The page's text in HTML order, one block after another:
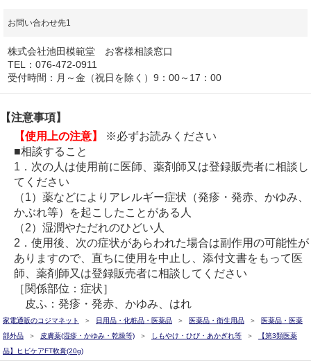
お問い合わせ先1
株式会社池田模範堂 お客様相談窓口
TEL：076-472-0911
受付時間：月～金（祝日を除く）9：00～17：00
【注意事項】
【使用上の注意】
※必ずお読みください
■相談すること
1．次の人は使用前に医師、薬剤師又は登録販売者に相談し
てください
（1）薬などによりアレルギー症状（発疹・発赤、かゆみ、
かぶれ等）を起こしたことがある人
（2）湿潤やただれのひどい人
2．使用後、次の症状があらわれた場合は副作用の可能性が
ありますので、直ちに使用を中止し、添付文書をもって医
師、薬剤師又は登録販売者に相談してください
［関係部位：症状］
皮ふ：発疹・発赤、かゆみ、はれ
家電通販のコジマネット 日用品・化粧品・医薬品 医薬品・衛生用品
医薬品・医薬
部外品
皮膚薬(湿疹・かゆみ・乾燥等) しもやけ・ひび・あかぎれ等
【第3類医薬
品】ヒビケアFT軟膏(20g)